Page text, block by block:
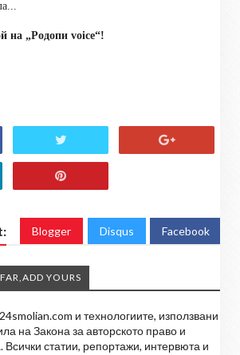
на „Родопи voice“!
Blogger Disqus Facebook
YOURS
и технологиите, използвани
на Закона за авторското право и
Всички статии, репортажи, интервюта и